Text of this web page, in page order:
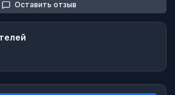
Оставить отзыв